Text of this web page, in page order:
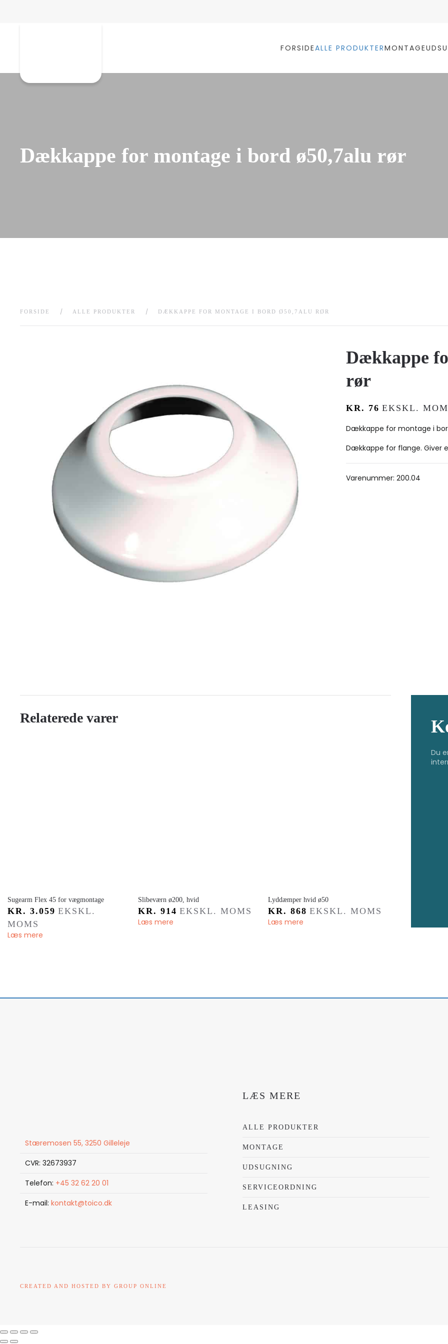
FORSIDEALLE PRODUKTERMONTAGE
Dækkappe for montage i bord ø50,7alu rør
FORSIDE ALLE PRODUKTER DÆKKAPPE FOR MONTAGE I BORD Ø50,7ALU RØR
Dækkappe
rør
KR. 76 EKSKL.
Dækkappe for montage i
Dækkappe for flange. Giver
Varenummer: 200.04
Relaterede varer
Sugearm Flex 45 for vægmontage
KR. 3.059 EKSKL.
MOMS
Læs mere
​Slibeværn ø200, hvid
KR. 914 EKSKL. MOMS
Læs mere
Lyddæmper hvid ø50
KR. 868 EKSKL. MOMS
Læs mere
Du
Stæremosen 55, 3250 Gilleleje
CVR: 32673937
Telefon: +45 32 62 20 01
E-mail: kontakt@toico.dk
LÆS MERE
ALLE PRODUKTER
MONTAGE
UDSUGNING
SERVICEORDNING
LEASING
CREATED AND HOSTED BY GROUP ONLINE